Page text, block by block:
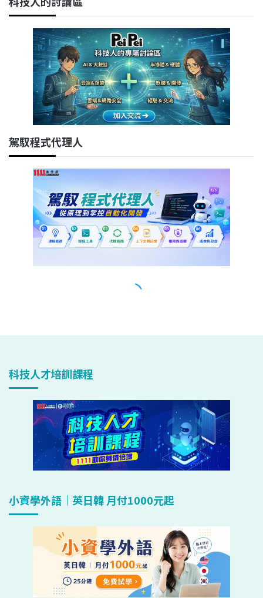
科技人才培訓課程
小資學外語｜英日韓 月付1000元起